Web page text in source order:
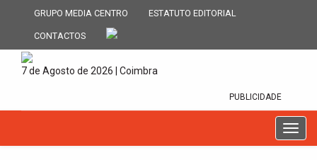
GRUPO MEDIA CENTRO ESTATUTO EDITORIAL
CONTACTOS
7 de Agosto de 2026 | Coimbra
PUBLICIDADE
T
o